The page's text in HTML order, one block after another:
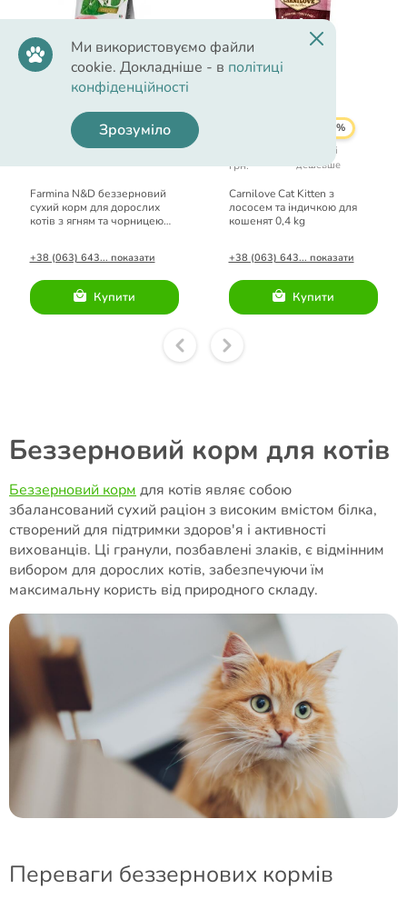
1254.00 грн.
Farmina N&D беззерновий
сухий корм для дорослих
котів з ягням та чорницею
+38 (063) 643... показати
Купити
20%
грн.
Сьогодні
дешевше
Carnilove Cat Kitten з
лососем та індичкою для
кошенят 0,4 kg
+38 (063) 643... показати
Купити
Беззерновий корм для котів
Беззерновий корм для котів являє собою
збалансований сухий раціон з високим вмістом білка,
створений для підтримки здоров'я і активності
вихованців. Ці гранули, позбавлені злаків, є відмінним
вибором для дорослих котів, забезпечуючи їм
максимальну користь від природного складу.
Переваги беззернових кормів
Ми використовуємо файли
cookie. Докладніше - в політиці
конфіденційності
Зрозуміло